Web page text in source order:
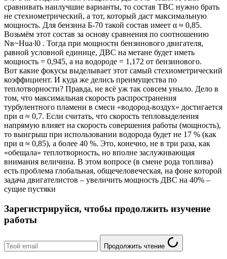
сравнивать наилучшие варианты, то состав ТВС нужно брать
не стехиометрический, а тот, который даст максимальную
мощность. Для бензина Б-70 такой состав имеет α ≈ 0,85.
Возьмём этот состав за основу сравнения по соотношению
Nв~Hua∙l0 . Тогда при мощности бензинового двигателя,
равной условной единице, ДВС на метане будет иметь
мощность = 0,945, а на водороде = 1,172 от бензинового.
Вот какие фокусы выделывает этот самый стехиометрический
коэффициент. И куда же делись преимущества по
теплотворности? Правда, не всё уж так совсем уныло. Дело в
том, что максимальная скорость распространения
турбулентного пламени в смеси «водород-воздух» достигается
при α ≈ 0,7. Если считать, что скорость тепловыделения
напрямую влияет на скорость совершения работы (мощность),
то выигрыш при использовании водорода будет не 17 % (как
при α ≈ 0,85), а более 40 %. Это, конечно, не в три раза, как
«обещала» теплотворность, но вполне заслуживающая
внимания величина. В этом вопросе (в смене рода топлива)
есть проблема глобальная, общечеловеческая, на фоне которой
задача двигателистов – увеличить мощность ДВС на 40% –
сущие пустяки
Зарегистрируйся, чтобы продолжить изучение
работы
Продолжить чтение